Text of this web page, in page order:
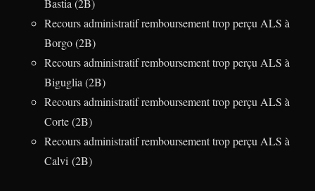
Bastia (2B)
Recours administratif remboursement trop perçu ALS à
Borgo (2B)
Recours administratif remboursement trop perçu ALS à
Biguglia (2B)
Recours administratif remboursement trop perçu ALS à
Corte (2B)
Recours administratif remboursement trop perçu ALS à
Calvi (2B)